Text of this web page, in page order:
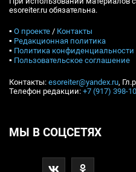
esoreiter.ru обязательна.
▪ О проекте / Контакты
▪ Редакционная политика
▪ Политика конфиденциальности
▪ Пользовательское соглашение
Контакты: esoreiter@yandex.ru,
Телефон редакции: +7 (917) 398-
МЫ В СОЦСЕТЯХ